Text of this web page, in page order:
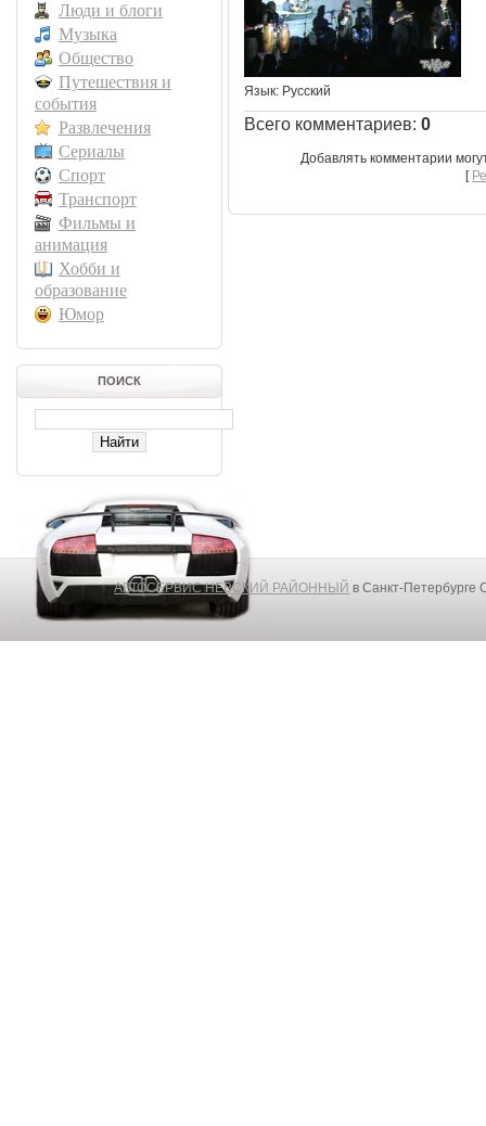
Люди и блоги
Музыка
Общество
Путешествия и
события
Развлечения
Сериалы
Спорт
Транспорт
Фильмы и
анимация
Хобби и
образование
Юмор
ПОИСК
Язык: Русский
Всего комментариев: 0
Добавлять комментарии
[
АВТОСЕРВИС НЕВСКИЙ РАЙОННЫЙ в Санкт-Петербурге